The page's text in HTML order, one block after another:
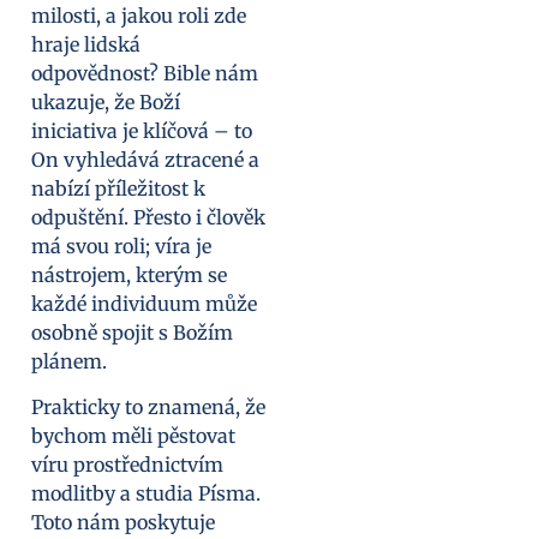
milosti, a jakou roli zde
hraje lidská
odpovědnost? Bible nám
ukazuje, že Boží
iniciativa je klíčová – to
On vyhledává ztracené a
nabízí příležitost k
odpuštění. Přesto i člověk
má svou roli; víra je
nástrojem, kterým se
každé individuum může
osobně spojit s Božím
plánem.
Prakticky to znamená, že
bychom měli pěstovat
víru prostřednictvím
modlitby a studia Písma.
Toto nám poskytuje